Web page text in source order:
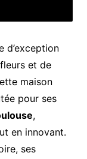
d’exception
et de
maison
pour ses
,
en innovant.
ses